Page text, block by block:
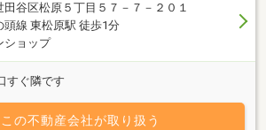
田谷区松原５丁目５７－７－２０１
頭線 東松原駅 徒歩1分
ショップ
すぐ隣です
この不動産会社が取り扱う